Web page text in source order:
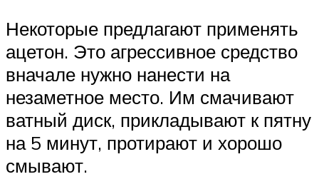
Некоторые предлагают применять
ацетон. Это агрессивное средство
вначале нужно нанести на
незаметное место. Им смачивают
ватный диск, прикладывают к пятну
на 5 минут, протирают и хорошо
смывают.